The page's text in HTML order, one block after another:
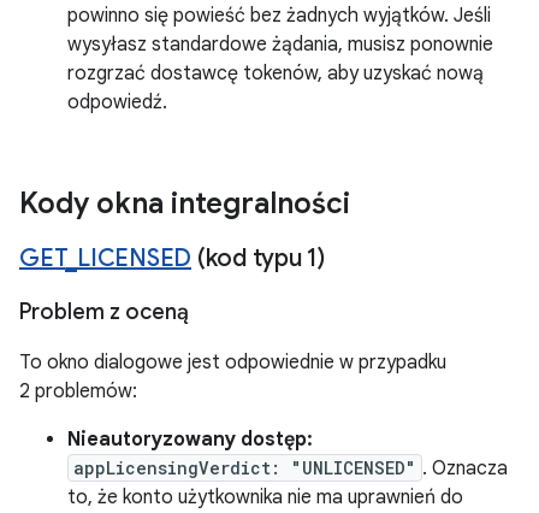
powinno się powieść bez żadnych wyjątków. Jeśli
wysyłasz standardowe żądania, musisz ponownie
rozgrzać dostawcę tokenów, aby uzyskać nową
odpowiedź.
Kody okna integralności
GET_ LICENSED (kod typu 1)
Problem z oceną
To okno dialogowe jest odpowiednie w przypadku
2 problemów:
Nieautoryzowany dostęp:
appLicensingVerdict: "UNLICENSED" . Oznacza
to, że konto użytkownika nie ma uprawnień do